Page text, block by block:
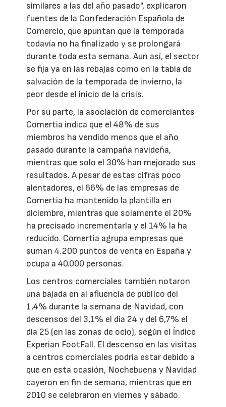
similares a las del año pasado", explicaron
fuentes de la Confederación Española de
Comercio, que apuntan que la temporada
todavía no ha finalizado y se prolongará
durante toda esta semana. Aun así, el sector
se fija ya en las rebajas como en la tabla de
salvación de la temporada de invierno, la
peor desde el inicio de la crisis.
Por su parte, la asociación de comerciantes
Comertia indica que el 48% de sus
miembros ha vendido menos que el año
pasado durante la campaña navideña,
mientras que solo el 30% han mejorado sus
resultados. A pesar de estas cifras poco
alentadores, el 66% de las empresas de
Comertia ha mantenido la plantilla en
diciembre, mientras que solamente el 20%
ha precisado incrementarla y el 14% la ha
reducido. Comertia agrupa empresas que
suman 4.200 puntos de venta en España y
ocupa a 40.000 personas.
Los centros comerciales también notaron
una bajada en al afluencia de público del
1,4% durante la semana de Navidad, con
descensos del 3,1% el día 24 y del 6,7% el
día 25 (en las zonas de ocio), según el Índice
Experian FootFall. El descenso en las visitas
a centros comerciales podría estar debido a
que en esta ocasión, Nochebuena y Navidad
cayeron en fin de semana, mientras que en
2010 se celebraron en viernes y sábado.